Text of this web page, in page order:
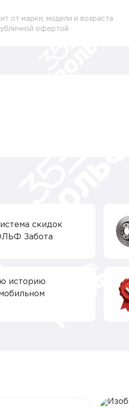
от марки, модели и возраста
офертой
скидок
Забота
историю